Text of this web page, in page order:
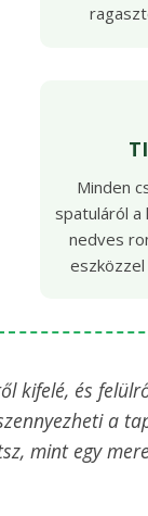
Minden
spatuláról
nedves
kifelé, és
a
mint egy